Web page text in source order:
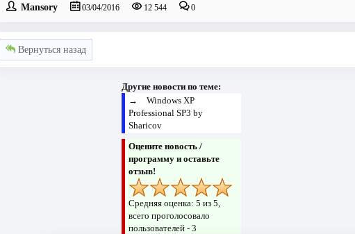
Mansory 03/04/2016 12 544 0
Вернуться назад
Другие новости по теме:
→ Windows XP
Professional SP3 by
Sharicov
Оцените новость /
программу и оставьте
отзыв!
Средняя оценка: 5 из 5,
всего проголосовало
пользователей - 3